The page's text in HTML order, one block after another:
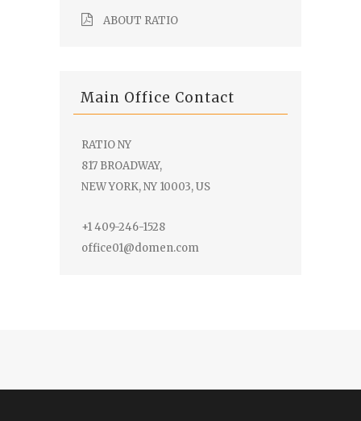
ABOUT RATIO
Main Office Contact
RATIO NY
817 BROADWAY,
NEW YORK, NY 10003, US
+1 409-246-1528
office01@domen.com